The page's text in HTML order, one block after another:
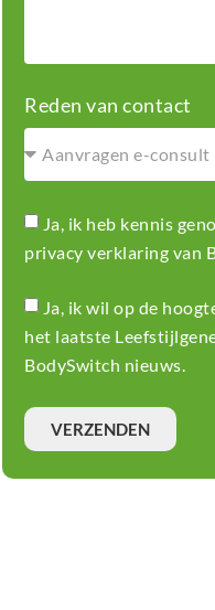
Reden van contact
Ja, ik heb kennis
privacy verklaring van
Ja, ik wil op de
het laatste
BodySwitch nieuws.
VERZENDEN